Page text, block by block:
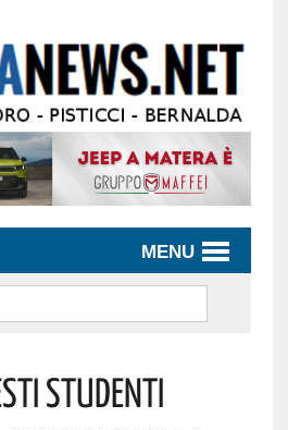
MENU
Studenti